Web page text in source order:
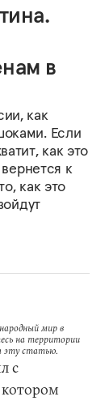
в
как
Если
как это
к
как это
мир в
на территории
эту статью.
с